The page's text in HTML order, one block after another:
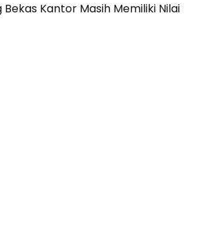
Kantor Masih Memiliki Nilai